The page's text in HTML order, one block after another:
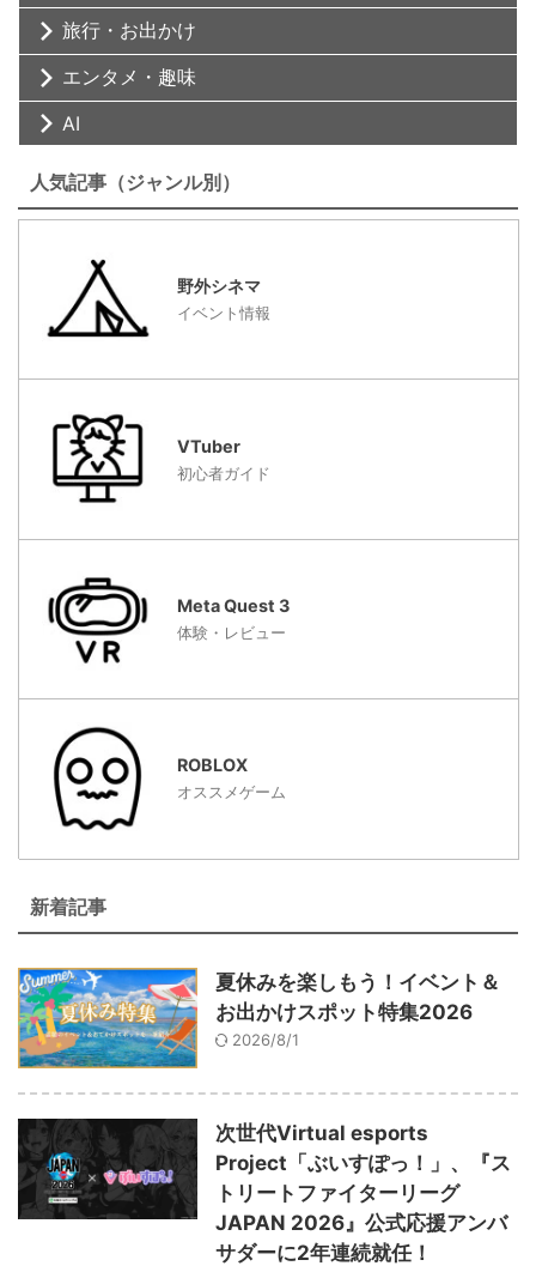
旅行・お出かけ
エンタメ・趣味
AI
人気記事（ジャンル別）
野外シネマ
イベント情報
VTuber
初心者ガイド
Meta Quest 3
体験・レビュー
ROBLOX
オススメゲーム
新着記事
夏休みを楽しもう！イベント＆
お出かけスポット特集2026
2026/8/1
次世代Virtual esports
Project「ぶいすぽっ！」、『ス
トリートファイターリーグ
JAPAN 2026』公式応援アンバ
サダーに2年連続就任！